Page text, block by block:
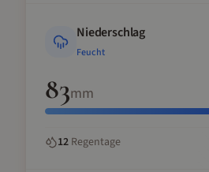
Niederschlag
Feucht
83mm
12 Regentage